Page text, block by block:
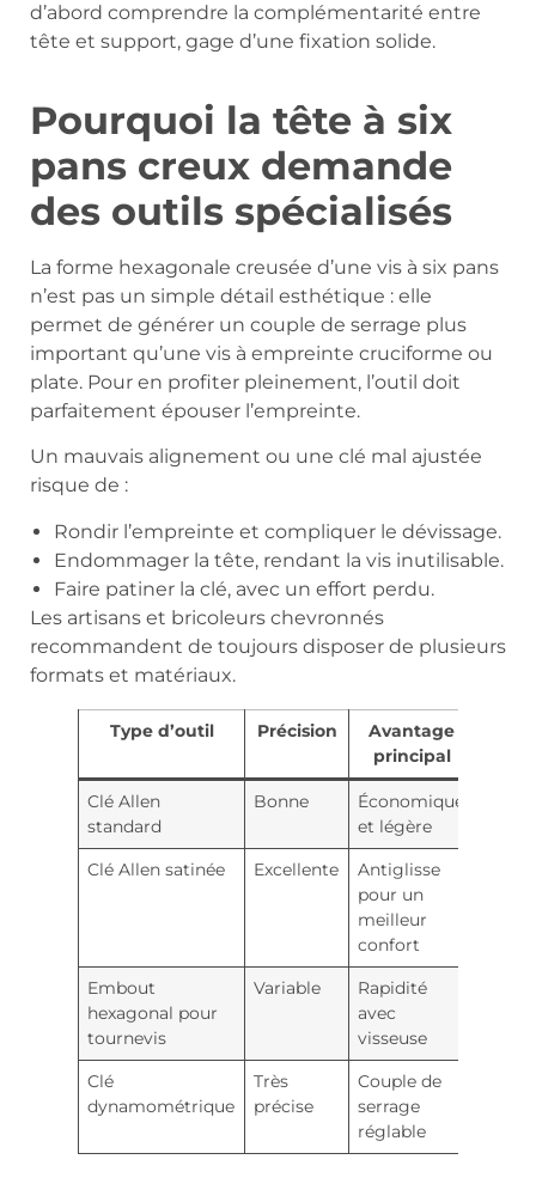
d’abord comprendre la complémentarité entre
tête et support, gage d’une fixation solide.
Pourquoi la tête à six
pans creux demande
des outils spécialisés
La forme hexagonale creusée d’une vis à six pans
n’est pas un simple détail esthétique : elle
permet de générer un couple de serrage plus
important qu’une vis à empreinte cruciforme ou
plate. Pour en profiter pleinement, l’outil doit
parfaitement épouser l’empreinte.
Un mauvais alignement ou une clé mal ajustée
risque de :
Rondir l’empreinte et compliquer le dévissage.
Endommager la tête, rendant la vis inutilisable.
Faire patiner la clé, avec un effort perdu.
Les artisans et bricoleurs chevronnés
recommandent de toujours disposer de plusieurs
formats et matériaux.
Type d’outil Précision
Avantage
principal
Clé Allen
standard
Bonne
Économique
et légère
Clé Allen satinée
Excellente
Antiglisse
pour un
meilleur
confort
Embout
hexagonal pour
tournevis
Variable
Rapidité
avec
visseuse
Clé
dynamométrique
Très
précise
Couple de
serrage
réglable